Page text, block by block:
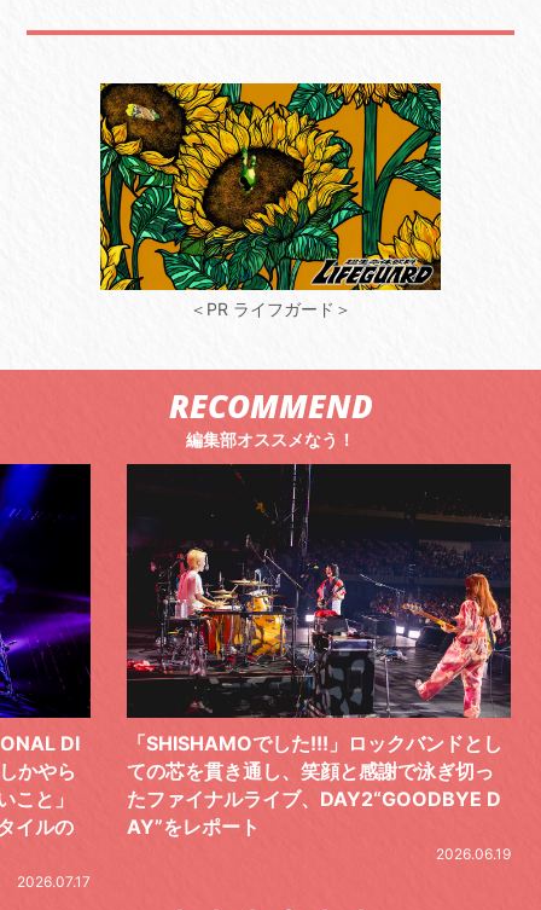
＜PR ライフガード＞
RECOMMEND
編集部オススメなう！
DI
ら
」
の
「SHISHAMOでした!!!」ロックバンドとし
ての芯を貫き通し、笑顔と感謝で泳ぎ切っ
たファイナルライブ、DAY2“GOODBYE D
AY”をレポート
2026.06.19
レ